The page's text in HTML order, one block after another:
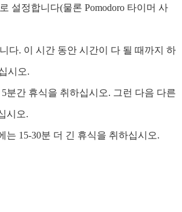
설정합니다(물론 Pomodoro 타이머 사
다. 이 시간 동안 시간이 다 될 때까지 하
시오.
분간 휴식을 취하십시오. 그런 다음 다른
시오.
는 15-30분 더 긴 휴식을 취하십시오.